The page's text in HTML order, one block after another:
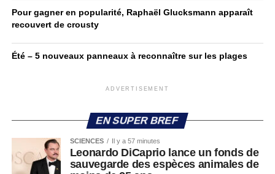
Pour gagner en popularité, Raphaël Glucksmann apparaît
recouvert de crousty
Été – 5 nouveaux panneaux à reconnaître sur les plages
ADVERTISEMENT
EN SUPER BREF
SCIENCES Il y a 57 minutes
Leonardo DiCaprio lance un fonds de
sauvegarde des espèces animales de